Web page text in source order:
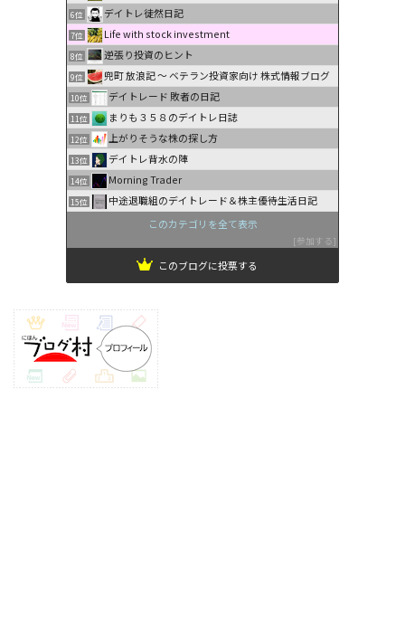
6位 デイトレ徒然日記
7位 Life with stock investment
8位 逆張り投資のヒント
9位 兜町 放浪記 〜 ベテラン投資家向け 株式情報ブログ
10位 デイトレード 敗者の日記
11位 まりも３５８のデイトレ日誌
12位 上がりそうな株の探し方
13位 デイトレ背水の陣
14位 Morning Trader
15位
中途退職組のデイトレード＆株主優待生活日記
このカテゴリを全て表示
参加する
このブログに投票する